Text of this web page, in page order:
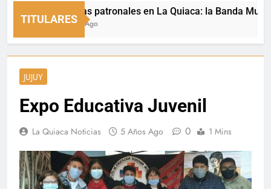
TITULARES
Fiestas patronales en La Quiaca: la Banda
1 Hora Ago
JUJUY
Expo Educativa Juvenil
La Quiaca Noticias 5 Años Ago 0 1 Mins